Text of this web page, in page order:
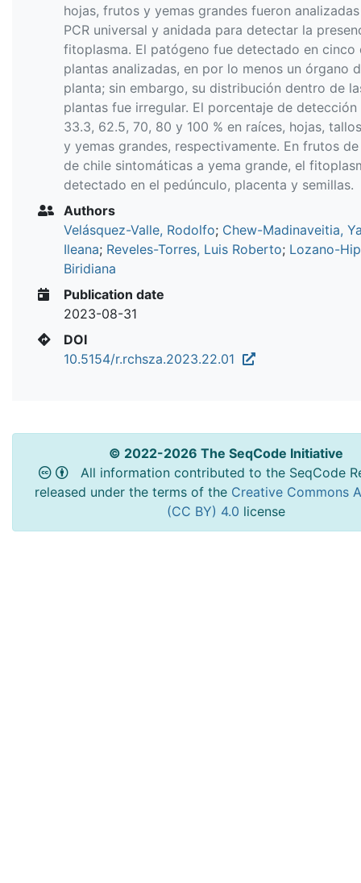
hojas, frutos y yemas grandes fueron
PCR universal y anidada para detectar la
fitoplasma. El patógeno fue detectado en cinco
plantas analizadas, en por lo menos un órgano
planta; sin embargo, su distribución dentro de
plantas fue irregular. El porcentaje de detección
33.3, 62.5, 70, 80 y 100 % en raíces, hojas,
y yemas grandes, respectivamente. En frutos
de chile sintomáticas a yema grande, el
detectado en el pedúnculo, placenta y semillas.
Authors
Velásquez-Valle, Rodolfo; Chew-Madinaveitia,
Ileana; Reveles-Torres, Luis Roberto; Lozano-
Biridiana
Publication date
2023-08-31
DOI
10.5154/r.rchsza.2023.22.01
© 2022-2026 The SeqCode Initiative
All information contributed to the SeqCode
released under the terms of the Creative Commons
(CC BY) 4.0 license